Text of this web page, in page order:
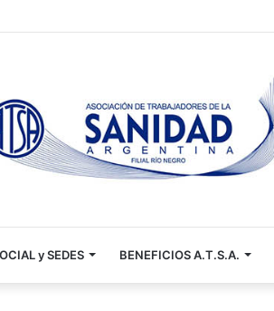
2026 📚✏️
y SEDES BENEFICIOS A.T.S.A.